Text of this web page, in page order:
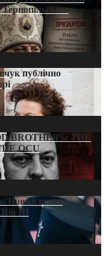
Тернопільсько-
публічно
BROTHERS: THE
OCU
Новий шлях
Шіо III